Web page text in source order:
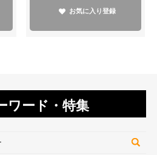
ワード・特集
お気に入り登録